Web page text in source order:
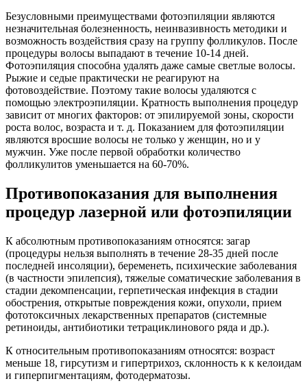
Безусловными преимуществами фотоэпиляции являются
незначительная болезненность, неинвазивность методики и
возможность воздействия сразу на группу фолликулов. После
процедуры волосы выпадают в течение 10-14 дней.
Фотоэпиляция способна удалять даже самые светлые волосы.
Рыжие и седые практически не реагируют на
фотовоздействие. Поэтому такие волосы удаляются с
помощью электроэпиляции. Кратность выполнения процедур
зависит от многих факторов: от эпилируемой зоны, скорости
роста волос, возраста и т. д. Показанием для фотоэпиляции
являются вросшие волосы не только у женщин, но и у
мужчин. Уже после первой обработки количество
фолликулитов уменьшается на 60-70%.
Противопоказания для выполнения
процедур лазерной или фотоэпиляции
К абсолютным противопоказаниям относятся: загар
(процедуры нельзя выполнять в течение 28-35 дней после
последней инсоляции), беременеть, психические заболевания
(в частности эпилепсия), тяжелые соматические заболевания в
стадии декомпенсации, герпетическая инфекция в стадии
обострения, открытые повреждения кожи, опухоли, прием
фототоксичных лекарственных препаратов (системные
ретиноиды, антибиотики тетрациклинового ряда и др.).
К относительным противопоказаниям относятся: возраст
меньше 18, гирсутизм и гипертрихоз, склонность к к келоидам
и гиперпигментациям, фотодерматозы.